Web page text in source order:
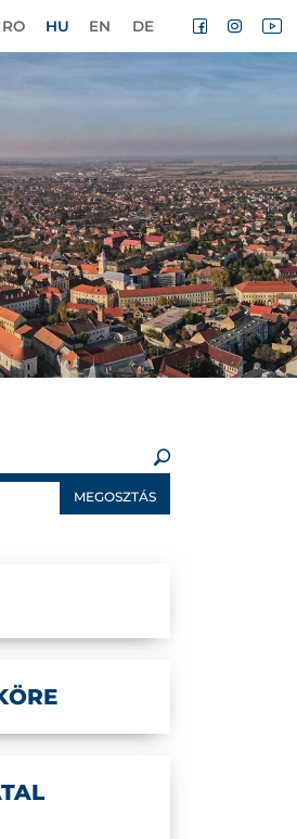
RO HU EN DE
MEGOSZTÁS